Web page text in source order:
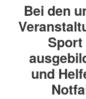
Bei den
und